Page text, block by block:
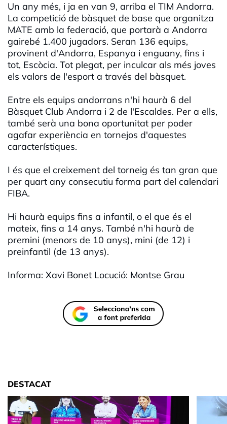
Un any més, i ja en van 9, arriba el TIM Andorra.
La competició de bàsquet de base que organitza
MATE amb la federació, que portarà a Andorra
gairebé 1.400 jugadors. Seran 136 equips,
provinent d'Andorra, Espanya i enguany, fins i
tot, Escòcia. Tot plegat, per inculcar als més joves
els valors de l'esport a través del bàsquet.
Entre els equips andorrans n'hi haurà 6 del
Bàsquet Club Andorra i 2 de l'Escaldes. Per a ells,
també serà una bona oportunitat per poder
agafar experiència en tornejos d'aquestes
característiques.
I és que el creixement del torneig és tan gran que
per quart any consecutiu forma part del calendari
FIBA.
Hi haurà equips fins a infantil, o el que és el
mateix, fins a 14 anys. També n'hi haurà de
premini (menors de 10 anys), mini (de 12) i
preinfantil (de 13 anys).
Informa: Xavi Bonet Locució: Montse Grau
DESTACAT